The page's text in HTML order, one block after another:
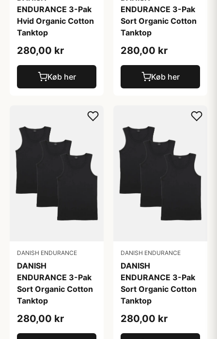
ENDURANCE 3-Pak
Hvid Organic Cotton
Tanktop
280,00 kr
Køb her
ENDURANCE 3-Pak
Sort Organic Cotton
Tanktop
280,00 kr
Køb her
DANISH ENDURANCE
DANISH
ENDURANCE 3-Pak
Sort Organic Cotton
Tanktop
280,00 kr
DANISH ENDURANCE
DANISH
ENDURANCE 3-Pak
Sort Organic Cotton
Tanktop
280,00 kr